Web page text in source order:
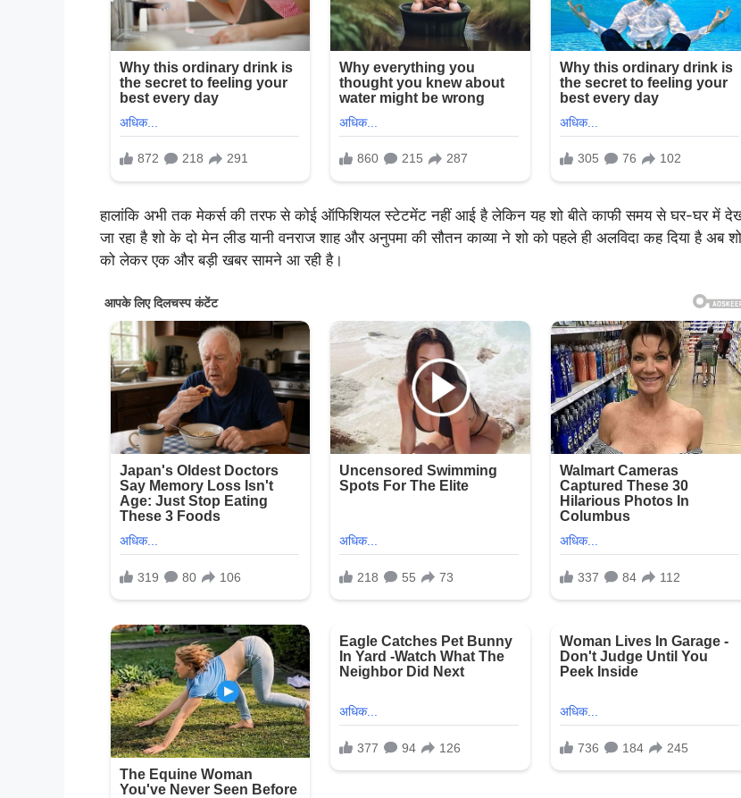
हालांकि अभी तक मेकर्स की तरफ से कोई ऑफिशियल स्टेटमेंट नहीं आई है लेकिन यह शो बीते काफी समय से घर-घर में
जा रहा है शो के दो मेन लीड यानी वनराज शाह और अनुपमा की सौतन काव्या ने शो को पहले ही अलविदा कह दिया है अब शो
को लेकर एक और बड़ी खबर सामने आ रही है।